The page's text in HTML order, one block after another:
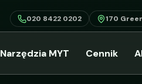
020 8422 0202 170
Narzędzia MYT Cennik